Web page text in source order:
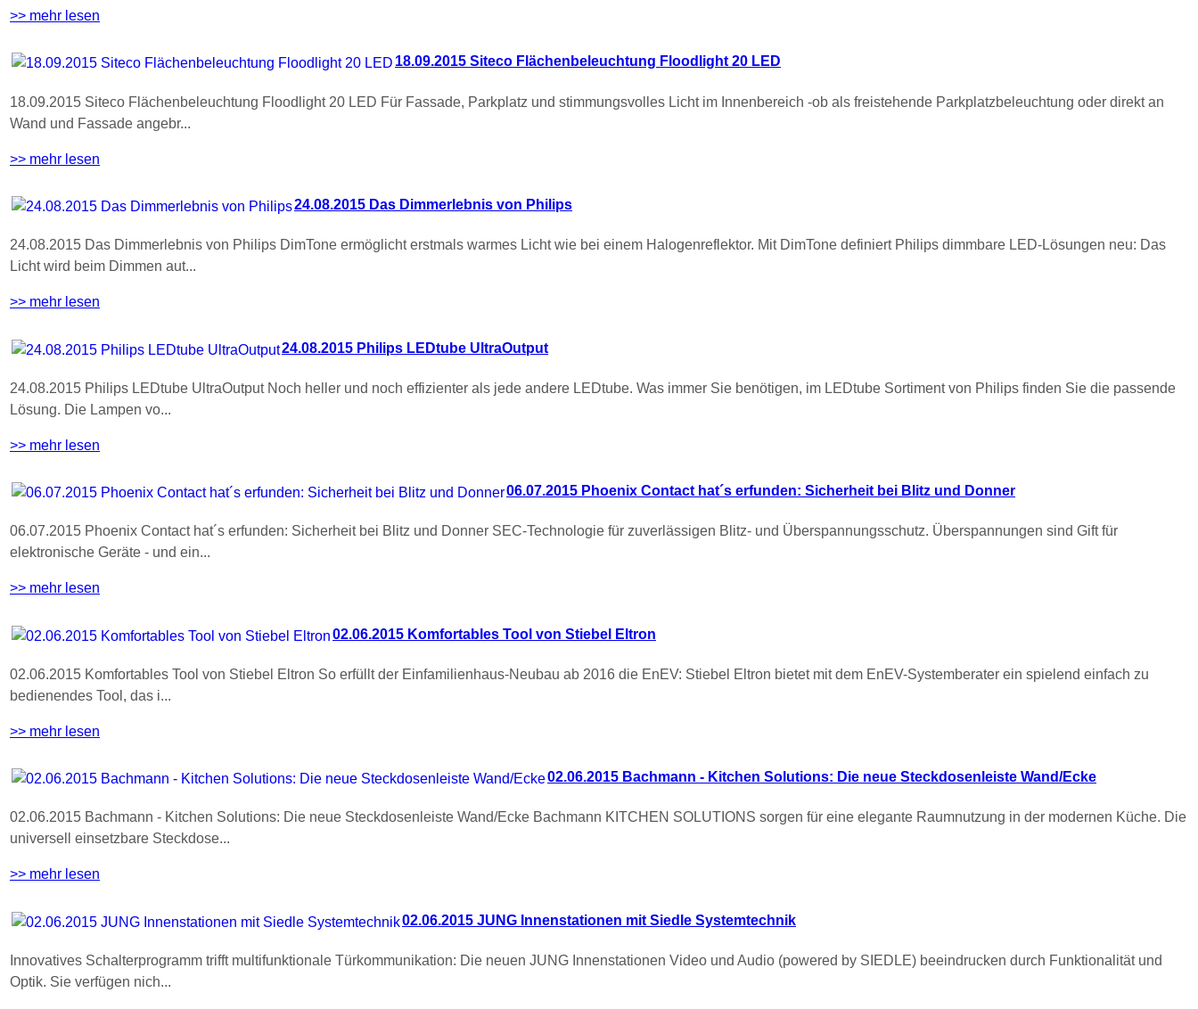
>> mehr lesen
18.09.2015 Siteco Flächenbeleuchtung Floodlight 20 LED
18.09.2015 Siteco Flächenbeleuchtung Floodlight 20 LED Für Fassade, Parkplatz und stimmungsvolles Licht im Innenbereich -ob als freistehende Parkplatzbeleuchtung oder direkt an
Wand und Fassade angebr...
>> mehr lesen
24.08.2015 Das Dimmerlebnis von Philips
24.08.2015 Das Dimmerlebnis von Philips DimTone ermöglicht erstmals warmes Licht wie bei einem Halogenreflektor. Mit DimTone definiert Philips dimmbare LED-Lösungen neu: Das
Licht wird beim Dimmen aut...
>> mehr lesen
24.08.2015 Philips LEDtube UltraOutput
24.08.2015 Philips LEDtube UltraOutput Noch heller und noch effizienter als jede andere LEDtube. Was immer Sie benötigen, im LEDtube Sortiment von Philips finden Sie die passende
Lösung. Die Lampen vo...
>> mehr lesen
06.07.2015 Phoenix Contact hat´s erfunden: Sicherheit bei Blitz und Donner
06.07.2015 Phoenix Contact hat´s erfunden: Sicherheit bei Blitz und Donner SEC-Technologie für zuverlässigen Blitz- und Überspannungsschutz. Überspannungen sind Gift für
elektronische Geräte - und ein...
>> mehr lesen
02.06.2015 Komfortables Tool von Stiebel Eltron
02.06.2015 Komfortables Tool von Stiebel Eltron So erfüllt der Einfamilienhaus-Neubau ab 2016 die EnEV: Stiebel Eltron bietet mit dem EnEV-Systemberater ein spielend einfach zu
bedienendes Tool, das i...
>> mehr lesen
02.06.2015 Bachmann - Kitchen Solutions: Die neue Steckdosenleiste Wand/Ecke
02.06.2015 Bachmann - Kitchen Solutions: Die neue Steckdosenleiste Wand/Ecke Bachmann KITCHEN SOLUTIONS sorgen für eine elegante Raumnutzung in der modernen Küche. Die
universell einsetzbare Steckdose...
>> mehr lesen
02.06.2015 JUNG Innenstationen mit Siedle Systemtechnik
Innovatives Schalterprogramm trifft multifunktionale Türkommunikation: Die neuen JUNG Innenstationen Video und Audio (powered by SIEDLE) beeindrucken durch Funktionalität und
Optik. Sie verfügen nich...